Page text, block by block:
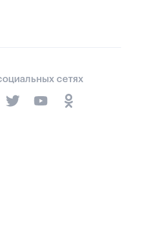
сетях